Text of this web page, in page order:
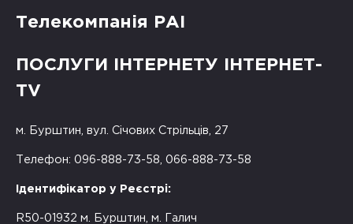
Телекомпанія РАІ
ПОСЛУГИ ІНТЕРНЕТУ ІНТЕРНЕТ-
TV
м. Бурштин, вул. Січових Стрільців, 27
Телефон: 096-888-73-58, 066-888-73-58
Ідентифікатор у Реєстрі:
R50-01932 м. Бурштин, м. Галич